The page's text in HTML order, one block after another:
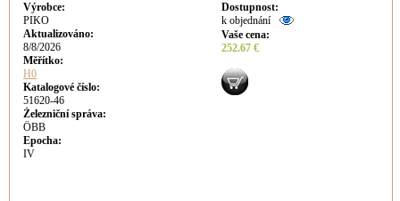
Výrobce:
PIKO
Aktualizováno:
8/8/2026
Měřítko:
H0
Katalogové číslo:
51620-46
Železniční správa:
ÖBB
Epocha:
IV
Dostupnost:
k objednání
Vaše cena:
252.67 €